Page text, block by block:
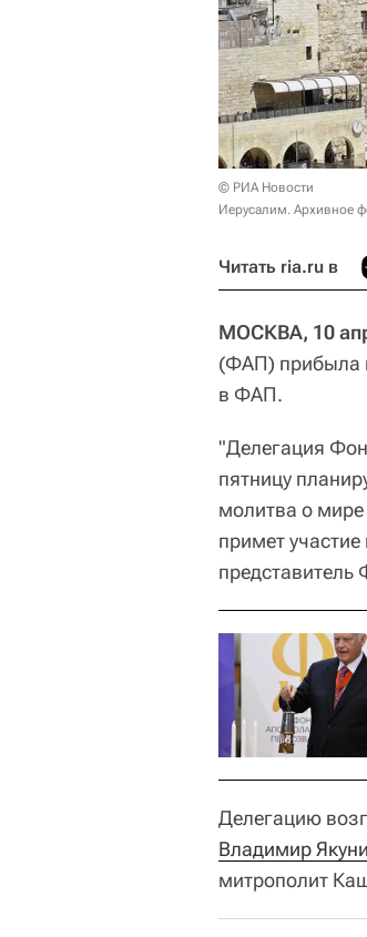
© РИА Новости
Иерусалим. Архивное
Читать ria.ru в
МОСКВА, 10
(ФАП) прибыла
в ФАП.
"Делегация
пятницу
молитва о мире
примет
представитель
Делегацию
Владимир
митрополит